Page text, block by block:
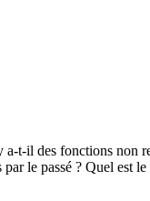
t-il des fonctions non
le passé ? Quel est